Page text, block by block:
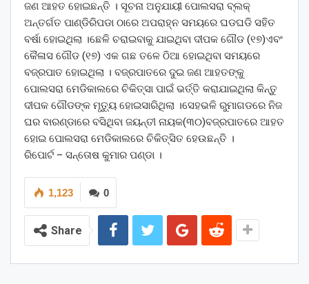
ଜଣ ଆହତ ହୋଇଛନ୍ତି । ସୂଚନା ଅନୁଯାୟୀ ପୋଲସରା ବ୍ଲକ୍
ଅନ୍ତର୍ଗତ ପାଣ୍ଡିରିପଡା ଠାରେ ଅପରାହ୍ନ ସମୟରେ ଘଡଘଡି ସହିତ
ବର୍ଷା ହୋଇଥିଲା ।ଛେଳି ଚରାଇବାକୁ ଯାଇଥିବା ଦୀପକ ଗୌଡ (୧୭)ଏବଂ
କୈଳାସ ଗୌଡ (୧୭) ଏକ ଗଛ ତଳେ ଠିଆ ହୋଇଥିବା ସମୟରେ
ବଜ୍ରପାତ ହୋଇଥିଲା । ବଜ୍ରପାତରେ ଦୁଇ ଜଣ ଆହତଙ୍କୁ
ପୋଲସରା ମେଡିକାଲରେ ଚିକିତ୍ସା ପାଇଁ ଭର୍ତ୍ତି କରାଯାଇଥିଲା କିନ୍ତୁ
ଦୀପକ ଗୌଡଙ୍କ ମୃତ୍ୟୁ ହୋଇସାରିଥିଲା ।ସେହଭଳି ରୁମାଗଡରେ ନିଜ
ଘର ବାରଣ୍ଡାରେ ବସିଥିବା ଜୟନ୍ତୀ ନାୟକ(୩୦)ବଜ୍ରପାତରେ ଆହତ
ହୋଇ ପୋଲସରା ମେଡିକାଲରେ ଚିକିତ୍ସିତ ହେଉଛନ୍ତି ।
ରିପୋର୍ଟ – ସନ୍ତୋଷ କୁମାର ପଣ୍ଡା ।
0
1,123
Share